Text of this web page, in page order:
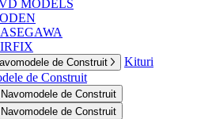
MODELS
de Construit
Kituri
de Construit
de Construit
de Construit